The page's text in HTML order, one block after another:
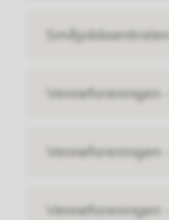
Småjobbsentralen
Venneforeningen